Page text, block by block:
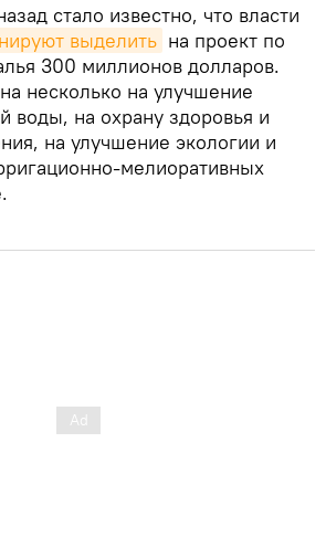
стало известно, что власти
выделить на проект по
300 миллионов долларов.
несколько на улучшение
воды, на охрану здоровья и
на улучшение экологии и
мелиоративных